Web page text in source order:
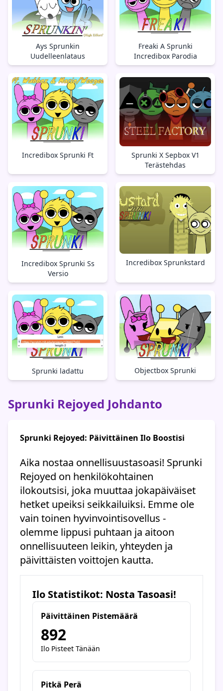
Ays Sprunkin
Uudelleenlataus
Freaki A Sprunki
Incredibox Parodia
Incredibox Sprunki Ft
Sprunki X Sepbox V1
Terästehdas
Incredibox Sprunki Ss
Versio
Incredibox Sprunkstard
Sprunki ladattu Objectbox Sprunki
Sprunki Rejoyed Johdanto
Sprunki Rejoyed: Päivittäinen Ilo Boostisi
Aika nostaa onnellisuustasoasi! Sprunki
Rejoyed on henkilökohtainen
ilokoutsisi, joka muuttaa jokapäiväiset
hetket upeiksi seikkailuiksi. Emme ole
vain toinen hyvinvointisovellus -
olemme lippusi puhtaan ja aitoon
onnellisuuteen leikin, yhteyden ja
päivittäisten voittojen kautta.
Ilo Statistikot: Nosta Tasoasi!
Päivittäinen Pistemäärä
892
Ilo Pisteet Tänään
Pitkä Perä